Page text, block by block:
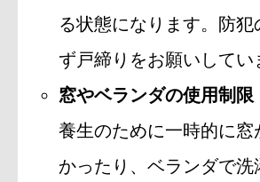
る状態になります。防
ず戸締りをお願いしてい
窓やベランダの使用制限
養生のために一時的に窓
かったり、ベランダで洗